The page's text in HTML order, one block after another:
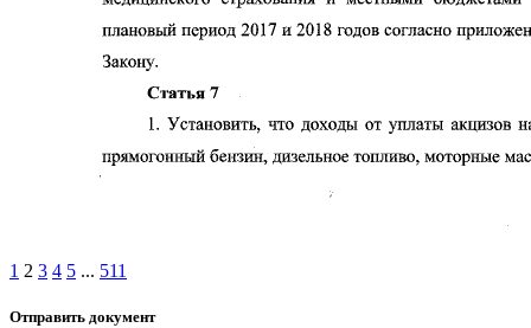
1 2 3 4 5 ... 511
Отправить документ